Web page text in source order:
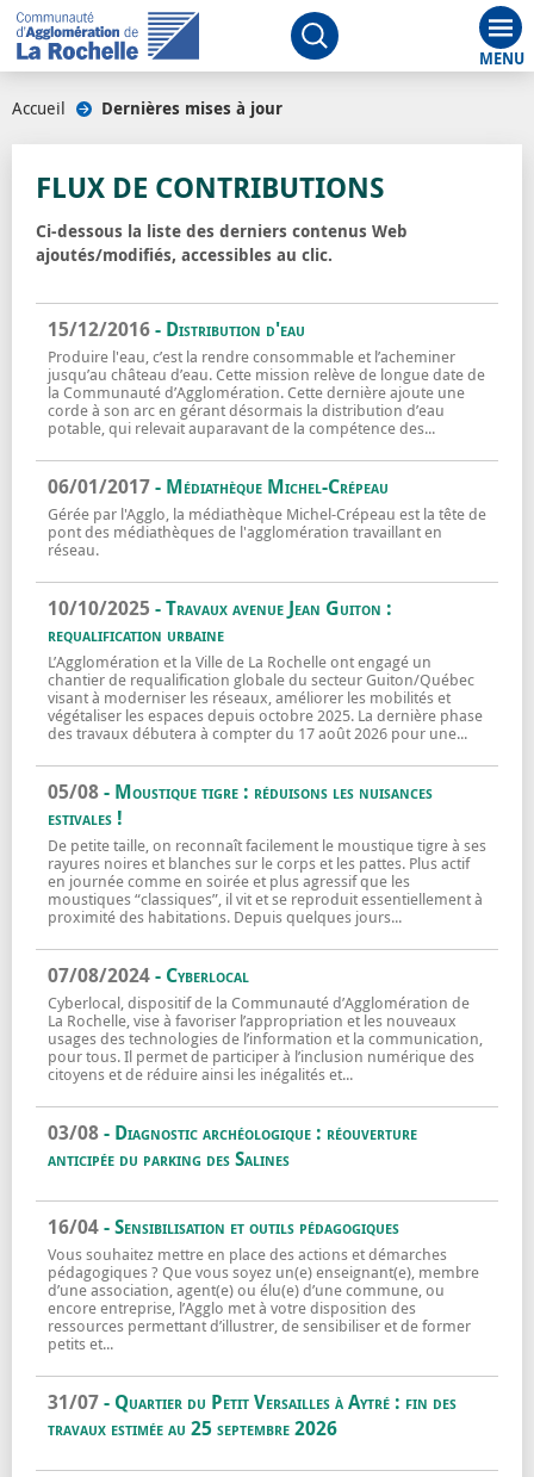
Ouvrir le moteur de
Accueil Dernières mises à jour
FLUX DE CONTRIBUTIONS
Ci-dessous la liste des derniers contenus Web
ajoutés/modifiés, accessibles au clic.
15/12/2016- Distribution d'eau
Produire l'eau, c’est la rendre consommable et l’acheminer
jusqu’au château d’eau. Cette mission relève de longue date de
la Communauté d’Agglomération. Cette dernière ajoute une
corde à son arc en gérant désormais la distribution d’eau
potable, qui relevait auparavant de la compétence des...
06/01/2017- Médiathèque Michel-Crépeau
Gérée par l'Agglo, la médiathèque Michel-Crépeau est la tête de
pont des médiathèques de l'agglomération travaillant en
réseau.
10/10/2025 - Travaux avenue Jean Guiton :
requalification urbaine
L’Agglomération et la Ville de La Rochelle ont engagé un
chantier de requalification globale du secteur Guiton/Québec
visant à moderniser les réseaux, améliorer les mobilités et
végétaliser les espaces depuis octobre 2025. La dernière phase
des travaux débutera à compter du 17 août 2026 pour une...
05/08- Moustique tigre : réduisons les nuisances
estivales !
De petite taille, on reconnaît facilement le moustique tigre à ses
rayures noires et blanches sur le corps et les pattes. Plus actif
en journée comme en soirée et plus agressif que les
moustiques “classiques”, il vit et se reproduit essentiellement à
proximité des habitations. Depuis quelques jours...
07/08/2024- Cyberlocal
Cyberlocal, dispositif de la Communauté d’Agglomération de
La Rochelle, vise à favoriser l’appropriation et les nouveaux
usages des technologies de l’information et la communication,
pour tous. Il permet de participer à l’inclusion numérique des
citoyens et de réduire ainsi les inégalités et...
03/08- Diagnostic archéologique : réouverture
anticipée du parking des Salines
16/04- Sensibilisation et outils pédagogiques
Vous souhaitez mettre en place des actions et démarches
pédagogiques ? Que vous soyez un(e) enseignant(e), membre
d’une association, agent(e) ou élu(e) d’une commune, ou
encore entreprise, l’Agglo met à votre disposition des
ressources permettant d’illustrer, de sensibiliser et de former
petits et...
31/07- Quartier du Petit Versailles à Aytré : fin des
travaux estimée au 25 septembre 2026